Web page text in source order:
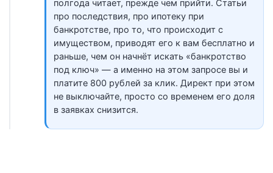
полгода читает, прежде чем прийти. Статьи
про последствия, про ипотеку при
банкротстве, про то, что происходит с
имуществом, приводят его к вам бесплатно и
раньше, чем он начнёт искать «банкротство
под ключ» — а именно на этом запросе вы и
платите 800 рублей за клик. Директ при этом
не выключайте, просто со временем его доля
в заявках снизится.